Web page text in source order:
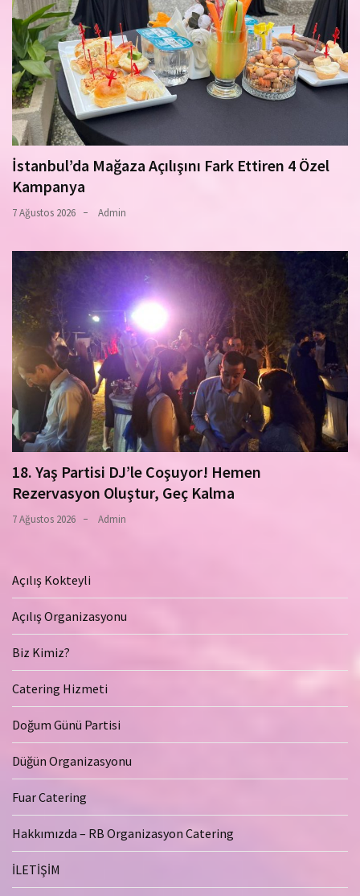
İstanbul’da Mağaza Açılışını Fark Ettiren 4 Özel
Kampanya
7 Ağustos 2026 Admin
18. Yaş Partisi DJ’le Coşuyor! Hemen
Rezervasyon Oluştur, Geç Kalma
7 Ağustos 2026 Admin
Açılış Kokteyli
Açılış Organizasyonu
Biz Kimiz?
Catering Hizmeti
Doğum Günü Partisi
Düğün Organizasyonu
Fuar Catering
Hakkımızda – RB Organizasyon Catering
İLETİŞİM